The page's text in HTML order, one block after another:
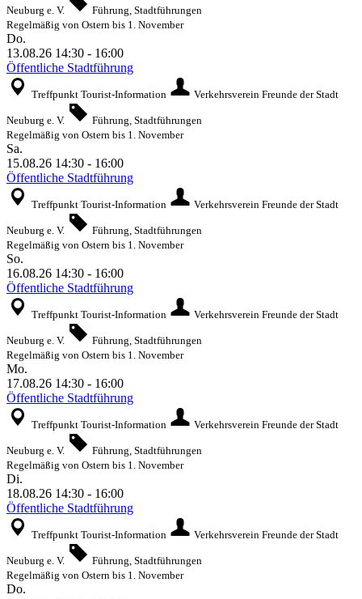
Neuburg e. V.
Führung, Stadtführungen
Regelmäßig von Ostern bis 1. November
Do.
13.08.26 14:30 - 16:00
Öffentliche Stadtführung
Treffpunkt Tourist-Information Verkehrsverein Freunde der Stadt
Neuburg e. V.
Führung, Stadtführungen
Regelmäßig von Ostern bis 1. November
Sa.
15.08.26 14:30 - 16:00
Öffentliche Stadtführung
Treffpunkt Tourist-Information Verkehrsverein Freunde der Stadt
Neuburg e. V.
Führung, Stadtführungen
Regelmäßig von Ostern bis 1. November
So.
16.08.26 14:30 - 16:00
Öffentliche Stadtführung
Treffpunkt Tourist-Information Verkehrsverein Freunde der Stadt
Neuburg e. V.
Führung, Stadtführungen
Regelmäßig von Ostern bis 1. November
Mo.
17.08.26 14:30 - 16:00
Öffentliche Stadtführung
Treffpunkt Tourist-Information Verkehrsverein Freunde der Stadt
Neuburg e. V.
Führung, Stadtführungen
Regelmäßig von Ostern bis 1. November
Di.
18.08.26 14:30 - 16:00
Öffentliche Stadtführung
Treffpunkt Tourist-Information Verkehrsverein Freunde der Stadt
Neuburg e. V.
Führung, Stadtführungen
Regelmäßig von Ostern bis 1. November
Do.